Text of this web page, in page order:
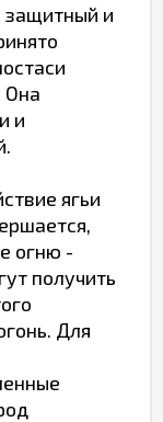
защитный и
Она
и
ягьи
огню -
получить
Для